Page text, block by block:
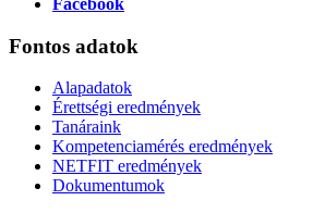
Fontos adatok
Alapadatok
Érettségi eredmények
Tanáraink
Kompetenciamérés eredmények
NETFIT eredmények
Dokumentumok